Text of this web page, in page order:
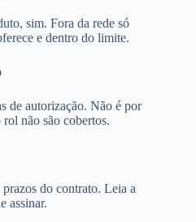
sim. Fora da rede só
e dentro do limite.
de autorização. Não é por
não são cobertos.
do contrato. Leia a
assinar.